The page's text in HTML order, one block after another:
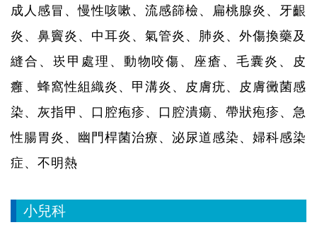
成人感冒、慢性咳嗽、流感篩檢、扁桃腺炎、牙齦
炎、鼻竇炎、中耳炎、氣管炎、肺炎、外傷換藥及
縫合、崁甲處理、動物咬傷、座瘡、毛囊炎、皮
癰、蜂窩性組織炎、甲溝炎、皮膚疣、皮膚黴菌感
染、灰指甲、口腔疱疹、口腔潰瘍、帶狀疱疹、急
性腸胃炎、幽門桿菌治療、泌尿道感染、婦科感染
症、不明熱
小兒科